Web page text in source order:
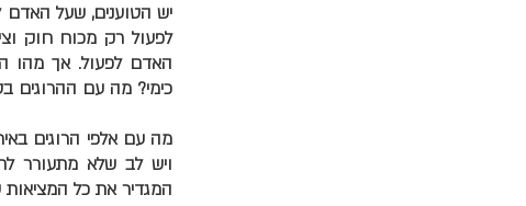
יש הטוענים, שעל האדם
לפעול רק מכוח חוק
האדם לפעול. אך מהו
כימי? מה עם ההרוגים
מה עם אלפי הרוגים
ויש לב שלא מתעורר
המגדיר את כל